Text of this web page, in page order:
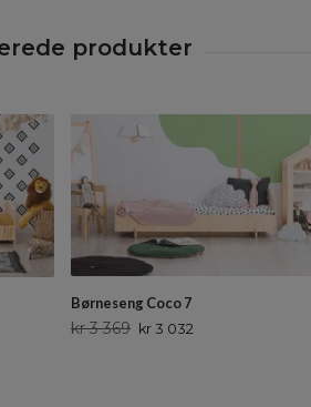
Børneseng Coco 7
kr 3 369 kr 3 032